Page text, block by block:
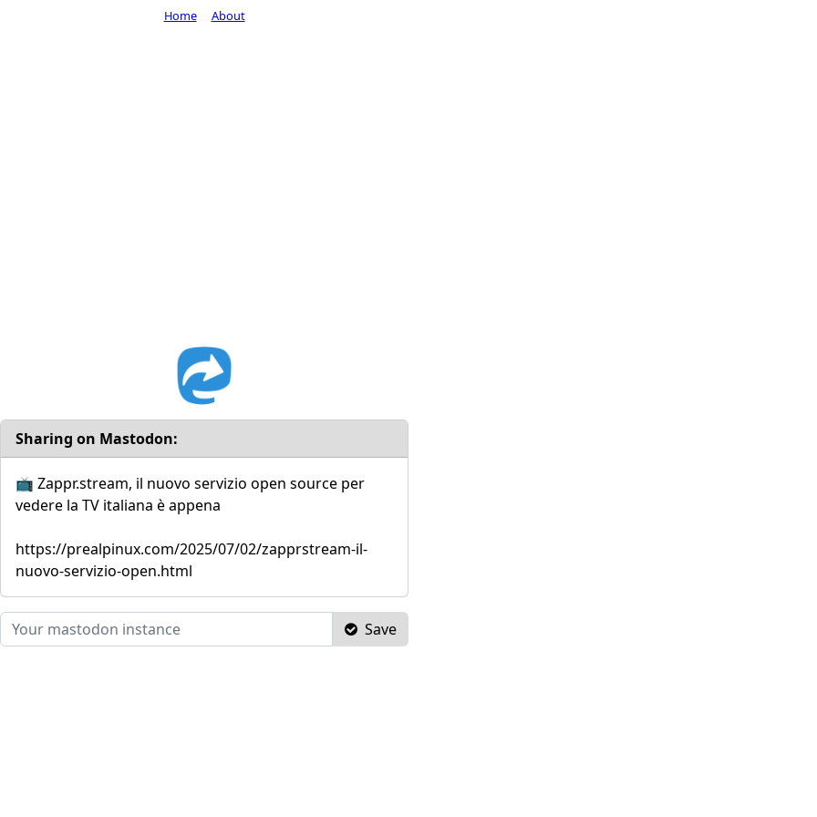
Sharing on Mastodon:
📺 Zappr.stream, il nuovo servizio open source per
vedere la TV italiana è appena
https://prealpinux.com/2025/07/02/zapprstream-il-
nuovo-servizio-open.html
Save
Home About